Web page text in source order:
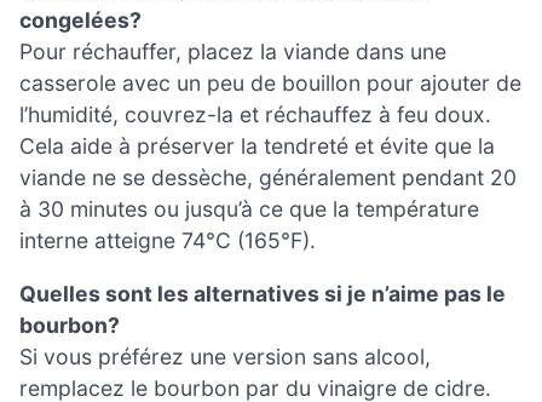
congelées?
Pour réchauffer, placez la viande dans une
casserole avec un peu de bouillon pour ajouter de
l’humidité, couvrez-la et réchauffez à feu doux.
Cela aide à préserver la tendreté et évite que la
viande ne se dessèche, généralement pendant 20
à 30 minutes ou jusqu’à ce que la température
interne atteigne 74°C (165°F).
Quelles sont les alternatives si je n’aime pas le
bourbon?
Si vous préférez une version sans alcool,
remplacez le bourbon par du vinaigre de cidre.